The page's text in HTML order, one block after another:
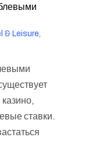
& Leisure,
ставки.